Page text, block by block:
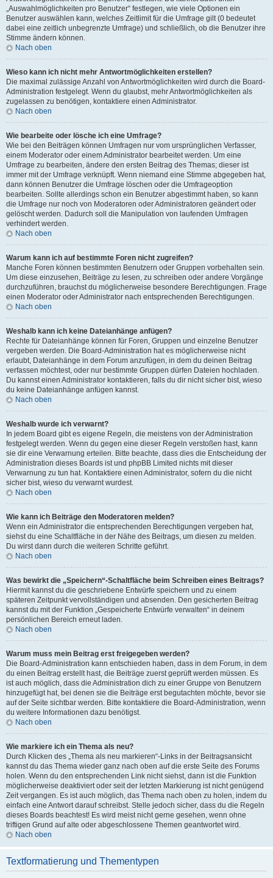
„Auswahlmöglichkeiten pro Benutzer“ festlegen, wie viele Optionen ein
Benutzer auswählen kann, welches Zeitlimit für die Umfrage gilt (0 bedeutet
dabei eine zeitlich unbegrenzte Umfrage) und schließlich, ob die Benutzer ihre
Stimme ändern können.
Nach oben
Wieso kann ich nicht mehr Antwortmöglichkeiten erstellen?
Die maximal zulässige Anzahl von Antwortmöglichkeiten wird durch die Board-
Administration festgelegt. Wenn du glaubst, mehr Antwortmöglichkeiten als
zugelassen zu benötigen, kontaktiere einen Administrator.
Nach oben
Wie bearbeite oder lösche ich eine Umfrage?
Wie bei den Beiträgen können Umfragen nur vom ursprünglichen Verfasser,
einem Moderator oder einem Administrator bearbeitet werden. Um eine
Umfrage zu bearbeiten, ändere den ersten Beitrag des Themas; dieser ist
immer mit der Umfrage verknüpft. Wenn niemand eine Stimme abgegeben hat,
dann können Benutzer die Umfrage löschen oder die Umfrageoption
bearbeiten. Sollte allerdings schon ein Benutzer abgestimmt haben, so kann
die Umfrage nur noch von Moderatoren oder Administratoren geändert oder
gelöscht werden. Dadurch soll die Manipulation von laufenden Umfragen
verhindert werden.
Nach oben
Warum kann ich auf bestimmte Foren nicht zugreifen?
Manche Foren können bestimmten Benutzern oder Gruppen vorbehalten sein.
Um diese einzusehen, Beiträge zu lesen, zu schreiben oder andere Vorgänge
durchzuführen, brauchst du möglicherweise besondere Berechtigungen. Frage
einen Moderator oder Administrator nach entsprechenden Berechtigungen.
Nach oben
Weshalb kann ich keine Dateianhänge anfügen?
Rechte für Dateianhänge können für Foren, Gruppen und einzelne Benutzer
vergeben werden. Die Board-Administration hat es möglicherweise nicht
erlaubt, Dateianhänge in dem Forum anzufügen, in dem du deinen Beitrag
verfassen möchtest, oder nur bestimmte Gruppen dürfen Dateien hochladen.
Du kannst einen Administrator kontaktieren, falls du dir nicht sicher bist, wieso
du keine Dateianhänge anfügen kannst.
Nach oben
Weshalb wurde ich verwarnt?
In jedem Board gibt es eigene Regeln, die meistens von der Administration
festgelegt werden. Wenn du gegen eine dieser Regeln verstoßen hast, kann
sie dir eine Verwarnung erteilen. Bitte beachte, dass dies die Entscheidung der
Administration dieses Boards ist und phpBB Limited nichts mit dieser
Verwarnung zu tun hat. Kontaktiere einen Administrator, sofern du die nicht
sicher bist, wieso du verwarnt wurdest.
Nach oben
Wie kann ich Beiträge den Moderatoren melden?
Wenn ein Administrator die entsprechenden Berechtigungen vergeben hat,
siehst du eine Schaltfläche in der Nähe des Beitrags, um diesen zu melden.
Du wirst dann durch die weiteren Schritte geführt.
Nach oben
Was bewirkt die „Speichern“-Schaltfläche beim Schreiben eines Beitrags?
Hiermit kannst du die geschriebene Entwürfe speichern und zu einem
späteren Zeitpunkt vervollständigen und absenden. Den gesicherten Beitrag
kannst du mit der Funktion „Gespeicherte Entwürfe verwalten“ in deinem
persönlichen Bereich erneut laden.
Nach oben
Warum muss mein Beitrag erst freigegeben werden?
Die Board-Administration kann entschieden haben, dass in dem Forum, in dem
du einen Beitrag erstellt hast, die Beiträge zuerst geprüft werden müssen. Es
ist auch möglich, dass die Administration dich zu einer Gruppe von Benutzern
hinzugefügt hat, bei denen sie die Beiträge erst begutachten möchte, bevor sie
auf der Seite sichtbar werden. Bitte kontaktiere die Board-Administration, wenn
du weitere Informationen dazu benötigst.
Nach oben
Wie markiere ich ein Thema als neu?
Durch Klicken des „Thema als neu markieren“-Links in der Beitragsansicht
kannst du das Thema wieder ganz nach oben auf die erste Seite des Forums
holen. Wenn du den entsprechenden Link nicht siehst, dann ist die Funktion
möglicherweise deaktiviert oder seit der letzten Markierung ist nicht genügend
Zeit vergangen. Es ist auch möglich, das Thema nach oben zu holen, indem du
einfach eine Antwort darauf schreibst. Stelle jedoch sicher, dass du die Regeln
dieses Boards beachtest! Es wird meist nicht gerne gesehen, wenn ohne
triftigen Grund auf alte oder abgeschlossene Themen geantwortet wird.
Nach oben
Textformatierung und Thementypen